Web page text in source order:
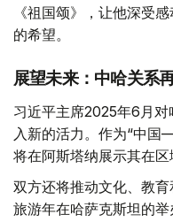
《祖国颂》，让他深受
的希望。
展望未来：中哈关系
习近平主席2025年6月
入新的活力。作为“中国
将在阿斯塔纳展示其在区
双方还将推动文化、教
旅游年在哈萨克斯坦的